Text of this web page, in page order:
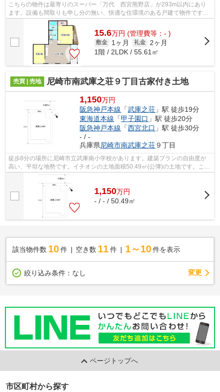
こちらの物件は最寄りのスーパー「万代 西宮熊野店」が293m以内にあり
ます。設備も間取りも申し分の無い、快適な住環境のある戸建て物件です。
駅から徒歩9分にある物件なので、電車利...
15.6万円 (管理費等：- )
敷金 1ヶ月 礼金
2ヶ月
1階 / 2LDK / 55.61㎡
売買 | 売地 尼崎市南武庫之荘９丁目古家付き土地
1,150万円
阪急神戸本線 「武庫之荘 」駅 徒歩19分
東海道本線 「甲子園口 」駅 徒歩20分
阪急神戸本線 「西宮北口 」駅 徒歩30分
- / -
兵庫県尼崎市南武庫之荘９丁目
徒歩8分の場所に尼崎市立武庫南小学校があります。建築プランの自由度が
高い、平坦な地勢です。イチオシの土地面積50.49㎡(公簿)の土地です。こち
らの売地は、土地の購入を検討されて...
1,150万円
- / - / 50.49㎡
該当物件数 10件 空き数 11 件 1～10 件を表示
絞り込み条件： なし 変更
ページトップへ
市区町村から探す